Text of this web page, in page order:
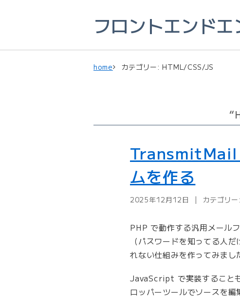
フロントエンド
home カテゴリー: HTML/CSS/JS
TransmitMail
ムを作る
2025年12月12日 カテゴリー:
PHP で動作する汎用メール
（パスワードを知ってる人
れない仕組みを作ってみまし
JavaScript で実装すること
ロッパーツールでソースを編